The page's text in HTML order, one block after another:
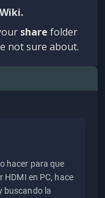
share folder
not sure about.
hacer para que
HDMI en PC, hace
buscando la